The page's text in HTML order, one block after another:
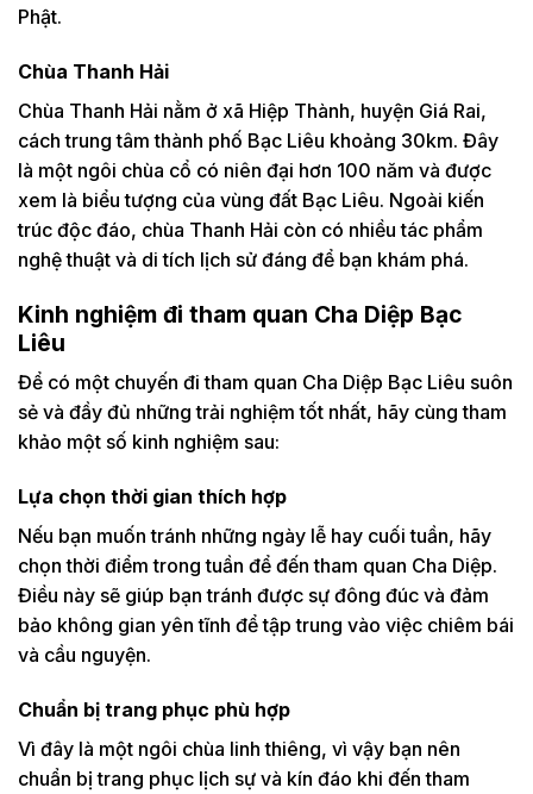
Phật.
Chùa Thanh Hải
Chùa Thanh Hải nằm ở xã Hiệp Thành, huyện Giá Rai,
cách trung tâm thành phố Bạc Liêu khoảng 30km. Đây
là một ngôi chùa cổ có niên đại hơn 100 năm và được
xem là biểu tượng của vùng đất Bạc Liêu. Ngoài kiến
trúc độc đáo, chùa Thanh Hải còn có nhiều tác phẩm
nghệ thuật và di tích lịch sử đáng để bạn khám phá.
Kinh nghiệm đi tham quan Cha Diệp Bạc
Liêu
Để có một chuyến đi tham quan Cha Diệp Bạc Liêu suôn
sẻ và đầy đủ những trải nghiệm tốt nhất, hãy cùng tham
khảo một số kinh nghiệm sau:
Lựa chọn thời gian thích hợp
Nếu bạn muốn tránh những ngày lễ hay cuối tuần, hãy
chọn thời điểm trong tuần để đến tham quan Cha Diệp.
Điều này sẽ giúp bạn tránh được sự đông đúc và đảm
bảo không gian yên tĩnh để tập trung vào việc chiêm bái
và cầu nguyện.
Chuẩn bị trang phục phù hợp
Vì đây là một ngôi chùa linh thiêng, vì vậy bạn nên
chuẩn bị trang phục lịch sự và kín đáo khi đến tham